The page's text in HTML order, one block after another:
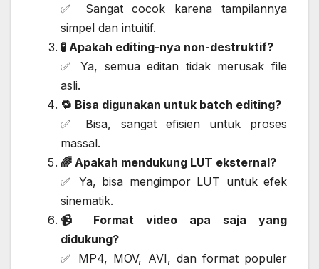
✅ Sangat cocok karena tampilannya
simpel dan intuitif.
🧪 Apakah editing-nya non-destruktif?
✅ Ya, semua editan tidak merusak file
asli.
🔁 Bisa digunakan untuk batch editing?
✅ Bisa, sangat efisien untuk proses
massal.
🌈 Apakah mendukung LUT eksternal?
✅ Ya, bisa mengimpor LUT untuk efek
sinematik.
📹 Format video apa saja yang
didukung?
✅ MP4, MOV, AVI, dan format populer